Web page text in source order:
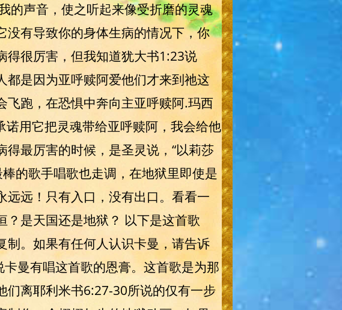
的声音，使之听起来像受折磨的灵魂
没有导致你的身体生病的情况下，你
得很厉害，但我知道犹大书1:23说
都是因为亚呼赎阿爱他们才来到祂这
飞跑，在恐惧中奔向主亚呼赎阿.玛西
诺用它把灵魂带给亚呼赎阿，我会给他
最厉害的时候，是圣灵说，“以莉莎
的歌手唱歌也走调，在地狱里即使是
远！只有入口，没有出口。看看一
是天国还是地狱？ 以下是这首歌
制。如果有任何人认识卡曼，请告诉
曼有唱这首歌的恩膏。这首歌是为那
们离耶利米书6:27-30所说的仅有一步